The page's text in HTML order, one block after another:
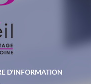
D'INFORMATION